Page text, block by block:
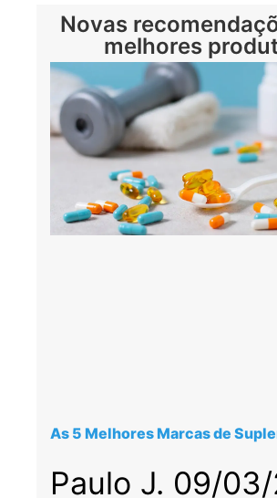
Novas
melhores
As 5 Melhores Marcas de
Paulo J. 09/